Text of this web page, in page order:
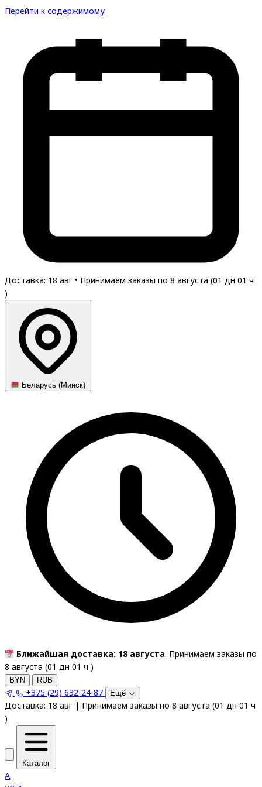
Перейти к содержимому
Доставка: 18 авг • Принимаем заказы по 8 августа (01 дн 01 ч
)
Беларусь (Минск)
Ближайшая доставка: 18 августа. Принимаем заказы по
8 августа (01 дн 01 ч )
BYN RUB
+375 (29) 632-24-87 Ещё
Доставка: 18 авг | Принимаем заказы по 8 августа (01 дн 01 ч
)
Каталог
A